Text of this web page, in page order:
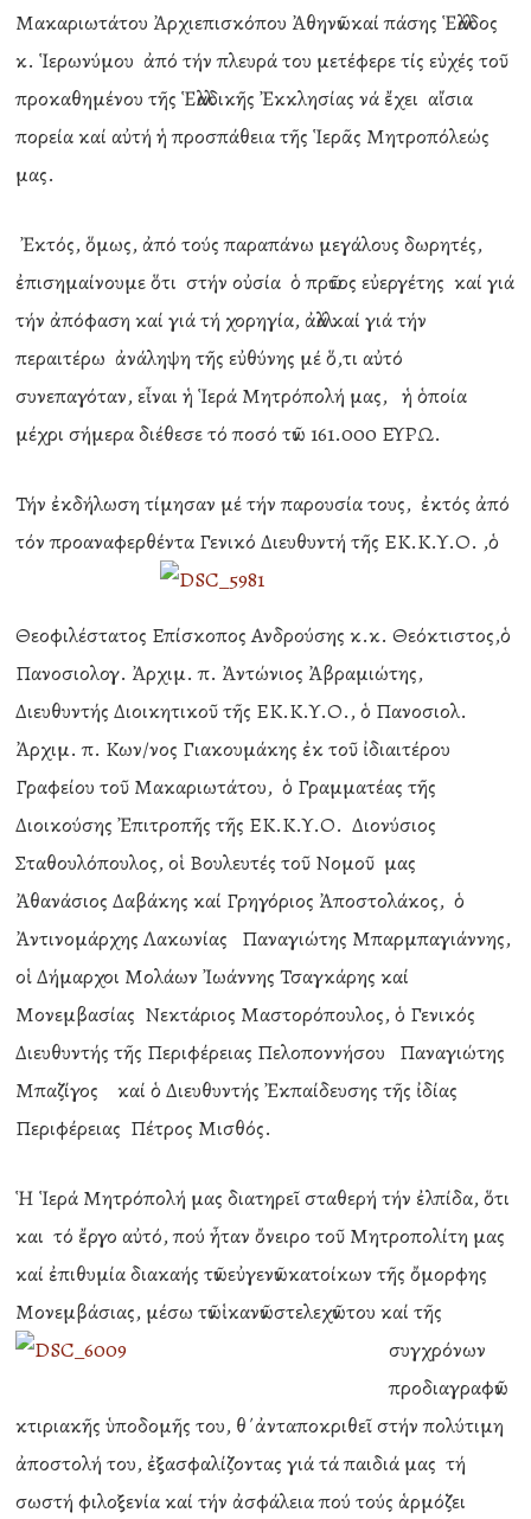
Μακαριωτάτου Ἀρχιεπισκόπου Ἀθηνῶν καί πάσης Ἑλλάδος
κ. Ἱερωνύμου ἀπό τήν πλευρά του μετέφερε τίς εὐχές τοῦ
προκαθημένου τῆς Ἑλλαδικῆς Ἐκκλησίας νά ἔχει αἴσια
πορεία καί αὐτή ἡ προσπάθεια τῆς Ἱερᾶς Μητροπόλεώς
μας.
Ἐκτός, ὅμως, ἀπό τούς παραπάνω μεγάλους δωρητές,
ἐπισημαίνουμε ὅτι στήν οὐσία ὁ πρῶτος εὐεργέτης καί γιά
τήν ἀπόφαση καί γιά τή χορηγία, ἀλλά καί γιά τήν
περαιτέρω ἀνάληψη τῆς εὐθύνης μέ ὅ,τι αὐτό
συνεπαγόταν, εἶναι ἡ Ἱερά Μητρόπολή μας, ἡ ὁποία
μέχρι σήμερα διέθεσε τό ποσό τῶν 161.000 ΕΥΡΩ.
Τήν ἐκδήλωση τίμησαν μέ τήν παρουσία τους, ἐκτός ἀπό
τόν προαναφερθέντα Γενικό Διευθυντή τῆς ΕΚ.Κ.Υ.Ο. ,ὁ
Θεοφιλέστατος Επίσκοπος Ανδρούσης κ.κ. Θεόκτιστος,ὁ
Πανοσιολογ. Ἀρχιμ. π. Ἀντώνιος Ἀβραμιώτης,
Διευθυντής Διοικητικοῦ τῆς ΕΚ.Κ.Υ.Ο., ὁ Πανοσιολ.
Ἀρχιμ. π. Κων/νος Γιακουμάκης ἐκ τοῦ ἰδιαιτέρου
Γραφείου τοῦ Μακαριωτάτου, ὁ Γραμματέας τῆς
Διοικούσης Ἐπιτροπῆς τῆς ΕΚ.Κ.Υ.Ο. Διονύσιος
Σταθουλόπουλος, οἱ Βουλευτές τοῦ Νομοῦ μας
Ἀθανάσιος Δαβάκης καί Γρηγόριος Ἀποστολάκος, ὁ
Ἀντινομάρχης Λακωνίας Παναγιώτης Μπαρμπαγιάννης,
οἱ Δήμαρχοι Μολάων Ἰωάννης Τσαγκάρης καί
Μονεμβασίας Νεκτάριος Μαστορόπουλος, ὁ Γενικός
Διευθυντής τῆς Περιφέρειας Πελοποννήσου Παναγιώτης
Μπαζίγος καί ὁ Διευθυντής Ἐκπαίδευσης τῆς ἰδίας
Περιφέρειας Πέτρος Μισθός.
Ἡ Ἱερά Μητρόπολή μας διατηρεῖ σταθερή τήν ἐλπίδα, ὅτι
και τό ἔργο αὐτό, πού ἦταν ὄνειρο τοῦ Μητροπολίτη μας
καί ἐπιθυμία διακαής τῶν εὐγενῶν κατοίκων τῆς ὄμορφης
Μονεμβάσιας, μέσω τῶνἱκανῶν στελεχῶν του καί τῆς
συγχρόνων
προδιαγραφῶν
κτιριακῆς ὑποδομῆς του, θ΄ἀνταποκριθεῖ στήν πολύτιμη
ἀποστολή του, ἐξασφαλίζοντας γιά τά παιδιά μας τή
σωστή φιλοξενία καί τήν ἀσφάλεια πού τούς ἁρμόζει